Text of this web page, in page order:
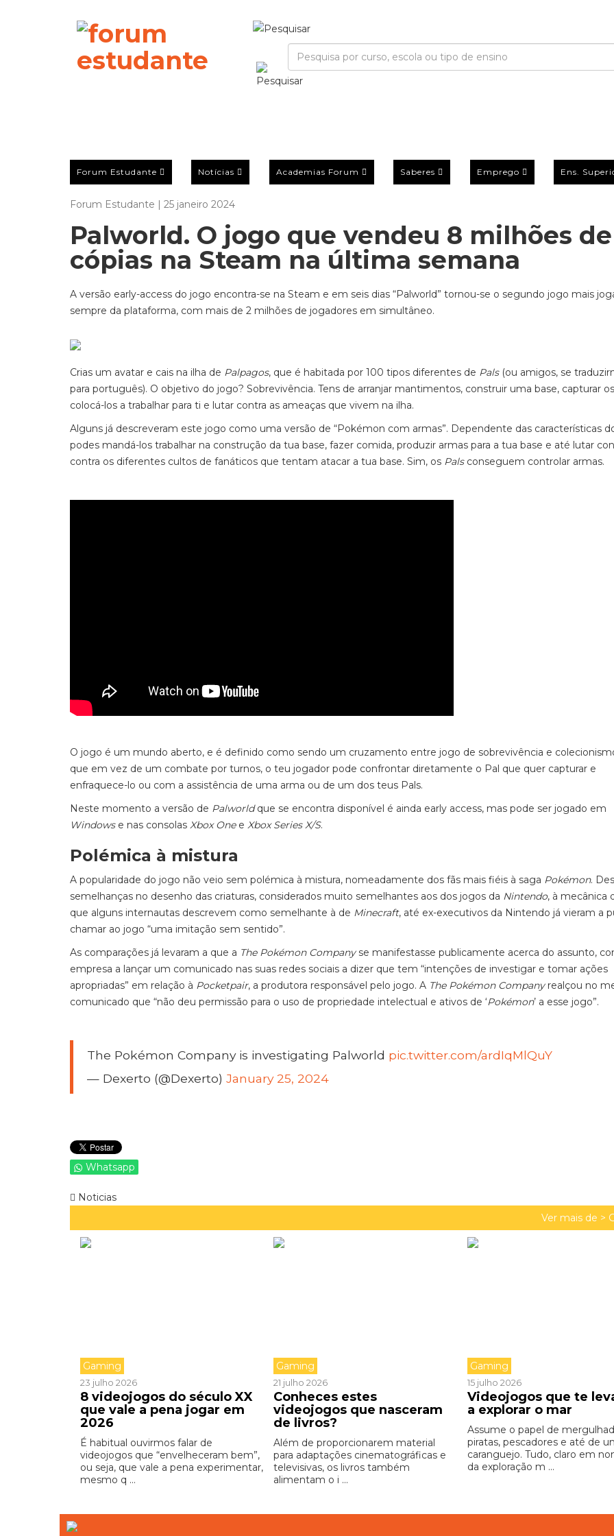
Forum Estudante Notícias Academias Forum Saberes Emprego Ens.
Forum Estudante | 25 janeiro 2024
Palworld. O jogo que vendeu 8 milhões de
cópias na Steam na última semana
A versão early-access do jogo encontra-se na Steam e em seis dias “Palworld” tornou-se o segundo jogo mais
sempre da plataforma, com mais de 2 milhões de jogadores em simultâneo.
Crias um avatar e cais na ilha de Palpagos, que é habitada por 100 tipos diferentes de Pals(ou amigos, se
para português). O objetivo do jogo? Sobrevivência. Tens de arranjar mantimentos, construir uma base, capturar os
colocá-los a trabalhar para ti e lutar contra as ameaças que vivem na ilha.
Alguns já descreveram este jogo como uma versão de “Pokémon com armas”. Dependente das características
podes mandá-los trabalhar na construção da tua base, fazer comida, produzir armas para a tua base e até lutar
contra os diferentes cultos de fanáticos que tentam atacar a tua base. Sim, os Palsconseguem controlar armas.
O jogo é um mundo aberto, e é definido como sendo um cruzamento entre jogo de sobrevivência e
que em vez de um combate por turnos, o teu jogador pode confrontar diretamente o Pal que quer capturar e
enfraquece-lo ou com a assistência de uma arma ou de um dos teus Pals.
Neste momento a versão de Palworldque se encontra disponível é ainda early access, mas pode ser jogado em
Windowse nas consolas Xbox Onee Xbox Series X/S.
Polémica à mistura
A popularidade do jogo não veio sem polémica à mistura, nomeadamente dos fãs mais fiéis à saga Pokémon.
semelhanças no desenho das criaturas, considerados muito semelhantes aos dos jogos da Nintendo, à mecânica
que alguns internautas descrevem como semelhante à de Minecraft, até ex-executivos da Nintendo já vieram a
chamar ao jogo “uma imitação sem sentido”.
As comparações já levaram a que a The Pokémon Companyse manifestasse publicamente acerca do assunto,
empresa a lançar um comunicado nas suas redes sociais a dizer que tem “intenções de investigar e tomar ações
apropriadas” em relação à Pocketpair, a produtora responsável pelo jogo. A The Pokémon Companyrealçou no
comunicado que “não deu permissão para o uso de propriedade intelectual e ativos de ‘Pokémon’ a esse jogo”.
The Pokémon Company is investigating Palworld pic.twitter.com/ardIqMlQuY
— Dexerto (@Dexerto) January 25, 2024
Whatsapp
Noticias
Ver mais de >
Gaming
23 julho 2026
8 videojogos do século XX
que vale a pena jogar em
2026
É habitual ouvirmos falar de
videojogos que “envelheceram bem”,
ou seja, que vale a pena experimentar,
mesmo q ...
Gaming
21 julho 2026
Conheces estes
videojogos que nasceram
de livros?
Além de proporcionarem material
para adaptações cinematográficas e
televisivas, os livros também
alimentam o i ...
Gaming
15 julho 2026
Videojogos que te
a explorar o mar
Assume o papel de
piratas, pescadores e até de
caranguejo. Tudo, claro em
da exploração m ...